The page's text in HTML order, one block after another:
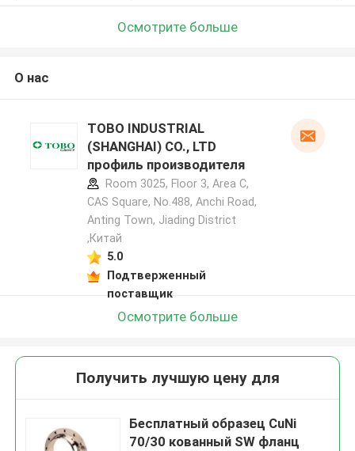
Осмотрите больше
О нас
TOBO INDUSTRIAL
(SHANGHAI) CO., LTD
профиль производителя
Room 3025, Floor 3, Area C,
CAS Square, No.488, Anchi Road,
Anting Town, Jiading District
,Китай
5.0
Подтверженный
поставщик
Осмотрите больше
Получить лучшую цену для
Бесплатный образец CuNi
70/30 кованный SW фланц